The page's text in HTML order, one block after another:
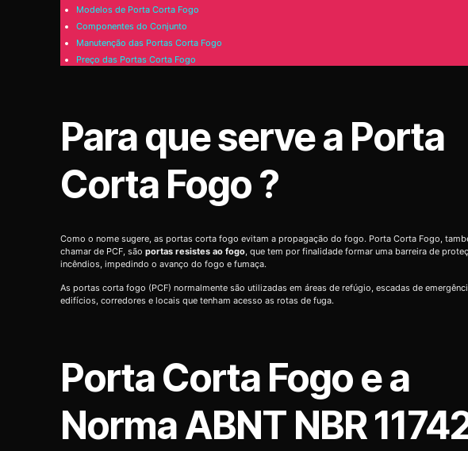
Modelos de Porta Corta Fogo
Componentes do Conjunto
Manutenção das Portas Corta Fogo
Preço das Portas Corta Fogo
Para que serve a Porta
Corta Fogo ?
Como o nome sugere, as portas corta fogo evitam a propagação do fogo. Porta Corta Fogo,
chamar de PCF, são portas resistes ao fogo, que tem por finalidade formar uma barreira de
incêndios, impedindo o avanço do fogo e fumaça.
As portas corta fogo (PCF) normalmente são utilizadas em áreas de refúgio, escadas de
edifícios, corredores e locais que tenham acesso as rotas de fuga.
Porta Corta Fogo e a
Norma ABNT NBR